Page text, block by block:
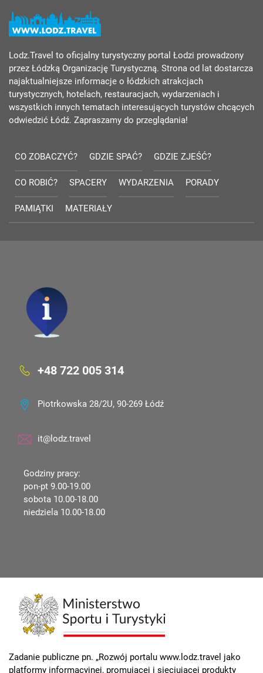
Lodz.Travel to oficjalny turystyczny portal Łodzi prowadzony
przez Łódzką Organizację Turystyczną. Strona od lat dostarcza
najaktualniejsze informacje o łódzkich atrakcjach
turystycznych, hotelach, restauracjach, wydarzeniach i
wszystkich innych tematach interesujących turystów chcących
odwiedzić Łódź. Zapraszamy do przeglądania!
CO ZOBACZYĆ? GDZIE SPAĆ? GDZIE ZJEŚĆ?
CO ROBIĆ? SPACERY WYDARZENIA PORADY
PAMIĄTKI MATERIAŁY
+48 722 005 314
Piotrkowska 28/2U, 90-269 Łódź
it@lodz.travel
Godziny pracy:
pon-pt 9.00-19.00
sobota 10.00-18.00
niedziela 10.00-18.00
Zadanie publiczne pn. „Rozwój portalu www.lodz.travel jako
platformy informacyjnej, promującej i sieciującej produkty